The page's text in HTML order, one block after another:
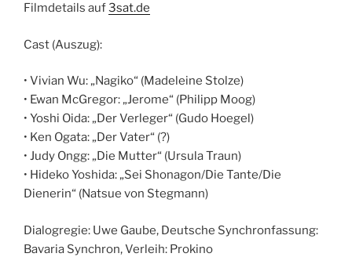
Filmdetails auf3sat.de
Cast (Auszug):
• Vivian Wu: „Nagiko“ (Madeleine Stolze)
• Ewan McGregor: „Jerome“ (Philipp Moog)
• Yoshi Oida: „Der Verleger“ (Gudo Hoegel)
• Ken Ogata: „Der Vater“ (?)
• Judy Ongg: „Die Mutter“ (Ursula Traun)
• Hideko Yoshida: „Sei Shonagon/Die Tante/Die
Dienerin“ (Natsue von Stegmann)
Dialogregie: Uwe Gaube, Deutsche Synchronfassung:
Bavaria Synchron, Verleih: Prokino